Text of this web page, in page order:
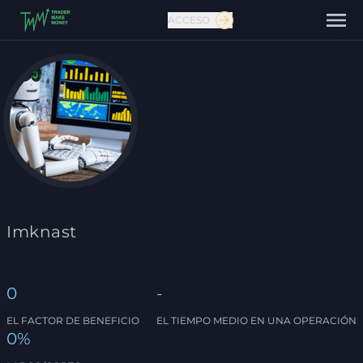
Contáctanos
ACCESO
Imknast
0
EL FACTOR DE BENEFICIO
-
EL TIEMPO MEDIO EN UNA OPERACIÓN
0%